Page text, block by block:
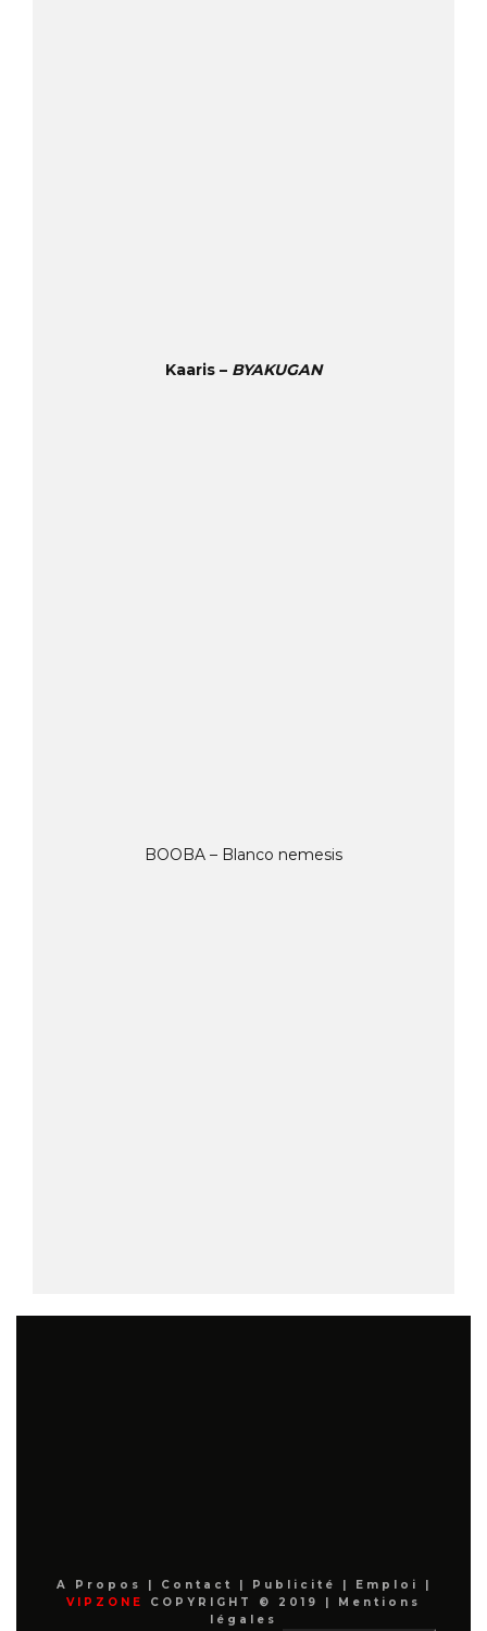
Kaaris – BYAKUGAN
BOOBA – Blanco nemesis
A Propos | Contact | Publicité | Emploi
|
VIPZONE
COPYRIGHT © 2019 |
Mentions
légales